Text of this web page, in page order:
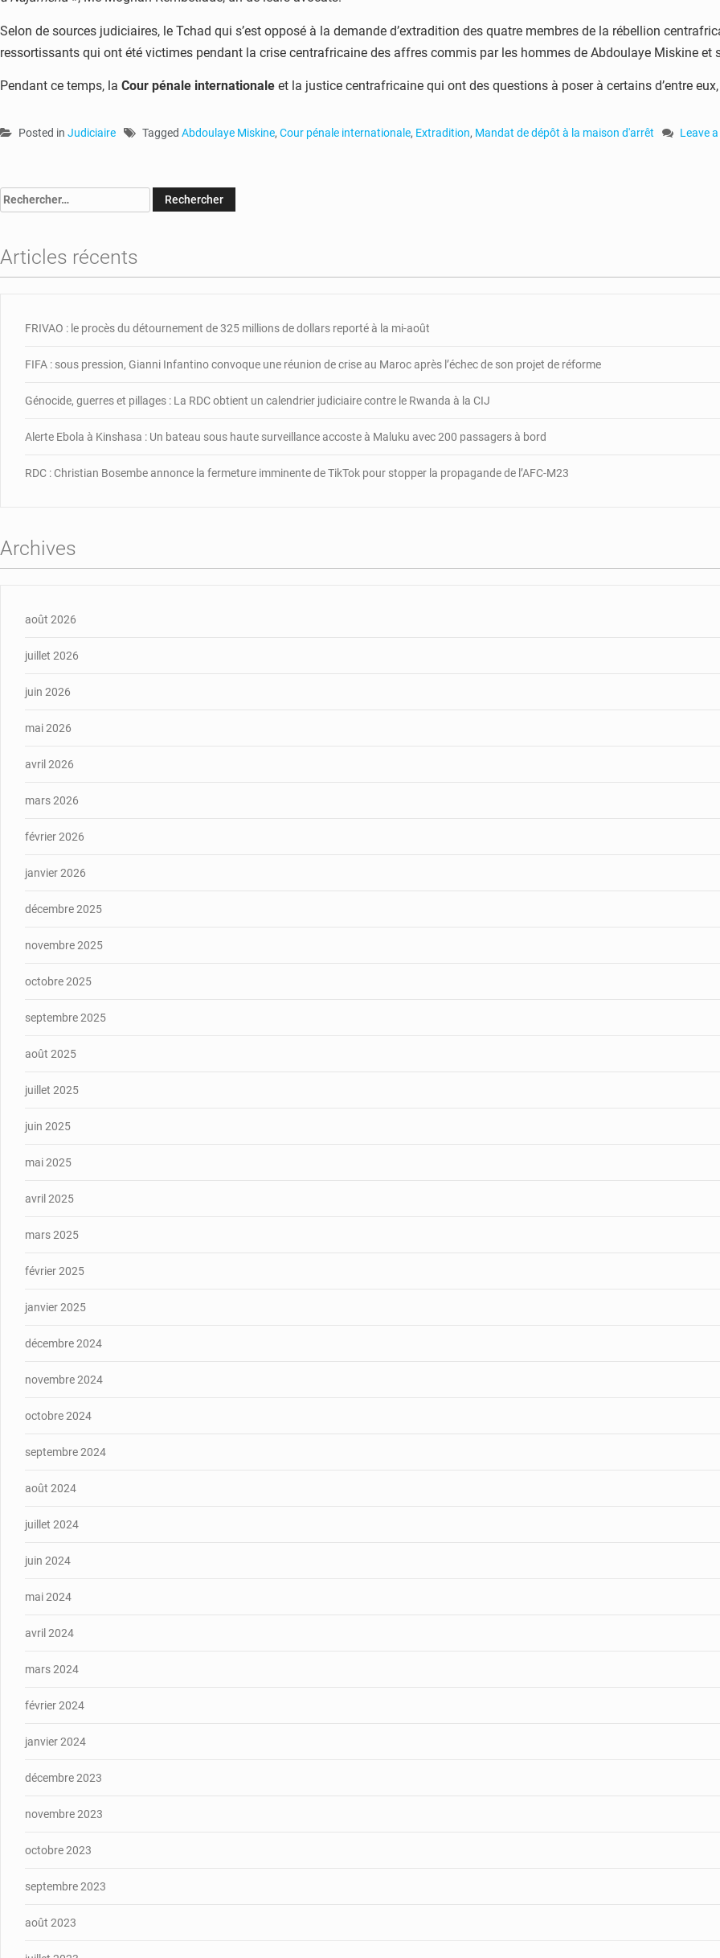
Selon de sources judiciaires, le Tchad qui s’est opposé à la demande d’extradition des quatre membres de la rébellion
ressortissants qui ont été victimes pendant la crise centrafricaine des affres commis par les hommes de Abdoulaye Miskine et
Pendant ce temps, la Cour pénale internationale et la justice centrafricaine qui ont des questions à poser à certains d’entre
Posted in Judiciaire Tagged Abdoulaye Miskine, Cour pénale internationale, Extradition, Mandat de dépôt à la maison d'arrêt
Leave
Rechercher :
Articles récents
FRIVAO : le procès du détournement de 325 millions de dollars reporté à la mi-août
FIFA : sous pression, Gianni Infantino convoque une réunion de crise au Maroc après l’échec de son projet de réforme
Génocide, guerres et pillages : La RDC obtient un calendrier judiciaire contre le Rwanda à la CIJ
Alerte Ebola à Kinshasa : Un bateau sous haute surveillance accoste à Maluku avec 200 passagers à bord
RDC : Christian Bosembe annonce la fermeture imminente de TikTok pour stopper la propagande de l’AFC-M23
Archives
août 2026
juillet 2026
juin 2026
mai 2026
avril 2026
mars 2026
février 2026
janvier 2026
décembre 2025
novembre 2025
octobre 2025
septembre 2025
août 2025
juillet 2025
juin 2025
mai 2025
avril 2025
mars 2025
février 2025
janvier 2025
décembre 2024
novembre 2024
octobre 2024
septembre 2024
août 2024
juillet 2024
juin 2024
mai 2024
avril 2024
mars 2024
février 2024
janvier 2024
décembre 2023
novembre 2023
octobre 2023
septembre 2023
août 2023